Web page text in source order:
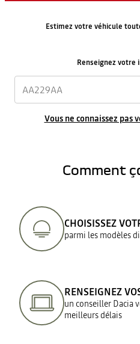
Estimez votre véhicule
Renseignez
Vous ne connaissez
Comment
CHOISISSEZ
parmi les modèles
RENSEIGNEZ
un conseiller Dacia
meilleurs délais